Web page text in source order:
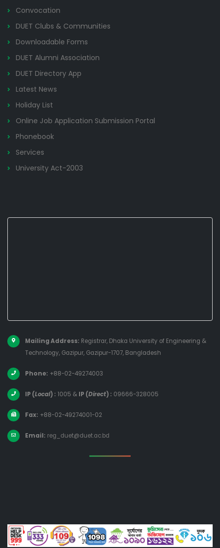
Convocation
DUET Clubs & Communities
Downloadable Forms
DUET Alumni Association
DUET Directory App
Latest News
Holiday List
Online Job Application Submission Portal
Phonebook
Services
University Act-2003
Mailing Address: Registrar, Dhaka University of Engineering &
Technology, Gazipur, Gazipur-1707, Bangladesh
Phone: +88-02-49274003
IP (Local) : 1005 & IP (Direct) : 09666-328005
Fax: +88-02-49274001-02
Email: reg_duet@duet.ac.bd